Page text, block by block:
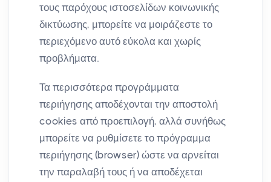
τους παρόχους ιστοσελίδων κοινωνικής
δικτύωσης, μπορείτε να μοιράζεστε το
περιεχόμενο αυτό εύκολα και χωρίς
προβλήματα.
Τα περισσότερα προγράμματα
περιήγησης αποδέχονται την αποστολή
cookies από προεπιλογή, αλλά συνήθως
μπορείτε να ρυθμίσετε το πρόγραμμα
περιήγησης (browser) ώστε να αρνείται
την παραλαβή τους ή να αποδέχεται